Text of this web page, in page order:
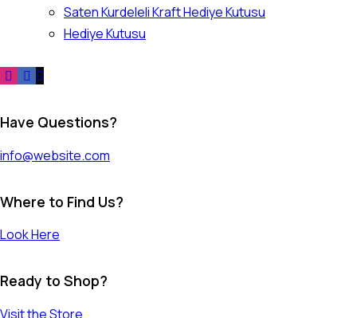
Saten Kurdeleli Kraft Hediye Kutusu
Hediye Kutusu
Have Questions?
info@website.com
Where to Find Us?
Look Here
Ready to Shop?
Visit the Store